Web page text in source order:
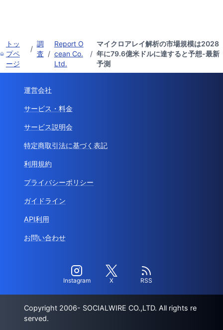
トッ
プペ
ージ
/
調
査 /
Report O
cean Co.
Ltd.
/
マイクロアレイ解析の市場規模は2028
年に79.6億米ドルに達すると予想-最新
予測
運営会社
サービス・料金
サービス説明会
特定商取引法に基づく表記
利用規約
プライバシーポリシー
ガイドライン
API利用
お問い合わせ
Instagram X RSS
Copyright 2006- SOCIALWIRE CO.,LTD. All rights re
served.